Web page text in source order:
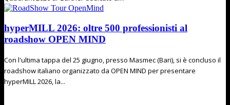
hyperMILL 2026: oltre 500 professionisti al
roadshow OPEN MIND
Con l'ultima tappa del 25 giugno, presso Masmec (Bari), si è concluso il
roadshow italiano organizzato da OPEN MIND per presentare
hyperMILL 2026, la...